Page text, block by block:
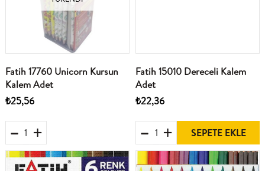
Fatih 17760 Unicorn Kursun
Kalem Adet
₺25,56
Fatih 15010 Dereceli Kalem
Adet
₺22,36
SEPETE EKLE